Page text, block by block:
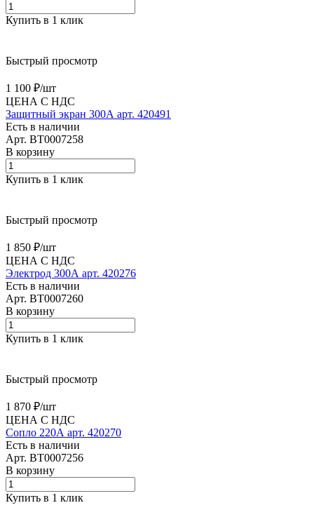
Купить в 1 клик
Быстрый просмотр
1 100 ₽/шт
ЦЕНА С НДС
Защитный экран 300А арт. 420491
Есть в наличии
Арт. BT0007258
В корзину
Купить в 1 клик
Быстрый просмотр
1 850 ₽/шт
ЦЕНА С НДС
Электрод 300А арт. 420276
Есть в наличии
Арт. BT0007260
В корзину
Купить в 1 клик
Быстрый просмотр
1 870 ₽/шт
ЦЕНА С НДС
Сопло 220А арт. 420270
Есть в наличии
Арт. BT0007256
В корзину
Купить в 1 клик